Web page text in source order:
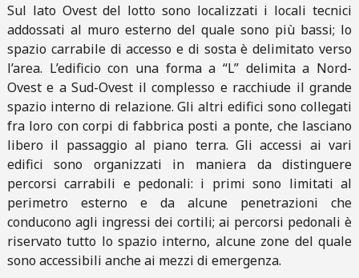
Sul lato Ovest del lotto sono localizzati i locali tecnici
addossati al muro esterno del quale sono più bassi; lo
spazio carrabile di accesso e di sosta è delimitato verso
l’area. L’edificio con una forma a “L” delimita a Nord-
Ovest e a Sud-Ovest il complesso e racchiude il grande
spazio interno di relazione. Gli altri edifici sono collegati
fra loro con corpi di fabbrica posti a ponte, che lasciano
libero il passaggio al piano terra. Gli accessi ai vari
edifici sono organizzati in maniera da distinguere
percorsi carrabili e pedonali: i primi sono limitati al
perimetro esterno e da alcune penetrazioni che
conducono agli ingressi dei cortili; ai percorsi pedonali è
riservato tutto lo spazio interno, alcune zone del quale
sono accessibili anche ai mezzi di emergenza.